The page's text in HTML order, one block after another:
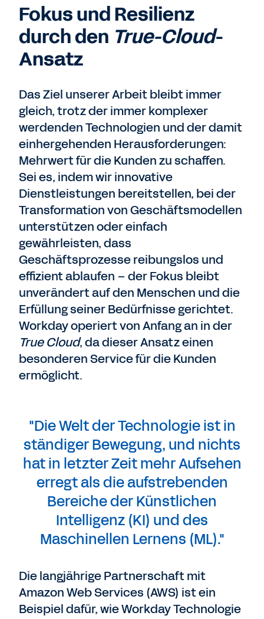
Fokus und Resilienz
durch den True-Cloud-
Ansatz
Das Ziel unserer Arbeit bleibt immer
gleich, trotz der immer komplexer
werdenden Technologien und der damit
einhergehenden Herausforderungen:
Mehrwert für die Kunden zu schaffen.
Sei es, indem wir innovative
Dienstleistungen bereitstellen, bei der
Transformation von Geschäftsmodellen
unterstützen oder einfach
gewährleisten, dass
Geschäftsprozesse reibungslos und
effizient ablaufen – der Fokus bleibt
unverändert auf den Menschen und die
Erfüllung seiner Bedürfnisse gerichtet.
Workday operiert von Anfang an in der
True Cloud, da dieser Ansatz einen
besonderen Service für die Kunden
ermöglicht.
"Die Welt der Technologie ist in
ständiger Bewegung, und nichts
hat in letzter Zeit mehr Aufsehen
erregt als die aufstrebenden
Bereiche der Künstlichen
Intelligenz (KI) und des
Maschinellen Lernens (ML)."
Die langjährige Partnerschaft mit
Amazon Web Services (AWS) ist ein
Beispiel dafür, wie Workday Technologie